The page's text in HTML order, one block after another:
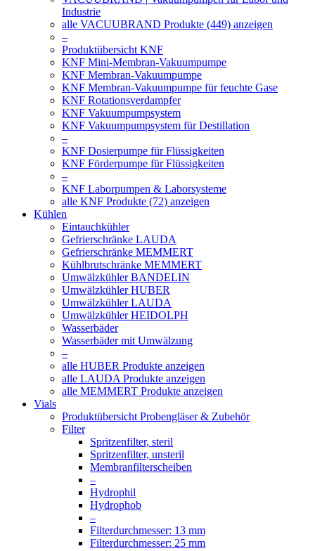
Industrie
alle VACUUBRAND Produkte (449) anzeigen
–
Produktübersicht KNF
KNF Mini-Membran-Vakuumpumpe
KNF Membran-Vakuumpumpe
KNF Membran-Vakuumpumpe für feuchte Gase
KNF Rotationsverdampfer
KNF Vakuumpumpsystem
KNF Vakuumpumpsystem für Destillation
–
KNF Dosierpumpe für Flüssigkeiten
KNF Förderpumpe für Flüssigkeiten
–
KNF Laborpumpen & Laborsysteme
alle KNF Produkte (72) anzeigen
Kühlen
Eintauchkühler
Gefrierschränke LAUDA
Gefrierschränke MEMMERT
Kühlbrutschränke MEMMERT
Umwälzkühler BANDELIN
Umwälzkühler HUBER
Umwälzkühler LAUDA
Umwälzkühler HEIDOLPH
Wasserbäder
Wasserbäder mit Umwälzung
–
alle HUBER Produkte anzeigen
alle LAUDA Produkte anzeigen
alle MEMMERT Produkte anzeigen
Vials
Produktübersicht Probengläser & Zubehör
Filter
Spritzenfilter, steril
Spritzenfilter, unsteril
Membranfilterscheiben
–
Hydrophil
Hydrophob
–
Filterdurchmesser: 13 mm
Filterdurchmesser: 25 mm